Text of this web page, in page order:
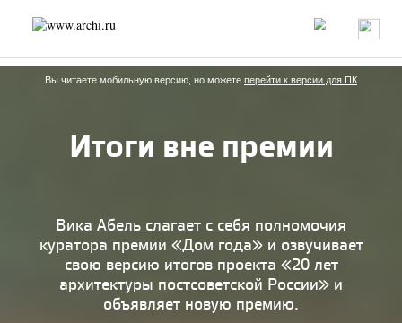
Россия Мир Технологии Интерьер Пресса
Архитекторы
Проекты
Конкурсы События Книги Вакансии
send.project Анонсы конкурсов
Блог
Исследование
Дизайн
Иностранцы в России
Интерьер
Книги
Наследие Образование
Урбанистика
Вы читаете мобильную версию, но можете перейти к версии для ПК
Итоги вне премии
Вика Абель слагает с себя полномочия
куратора премии «Дом года» и озвучивает
свою версию итогов проекта «20 лет
архитектуры постсоветской России» и
объявляет новую премию.